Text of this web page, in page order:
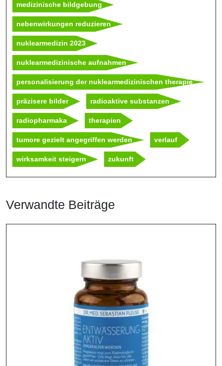
medizinische bildgebung
nebenwirkungen reduzieren
nuklearmedizin 2023
nuklearmedizinische aufnahmen
personalisierung der nuklearmedizinischen therapie
präzisere bilder radioaktive substanzen
radiopharmaka therapien
tumore gezielt angegriffen werden verlauf
wirksamkeit steigern zukunft
Verwandte Beiträge